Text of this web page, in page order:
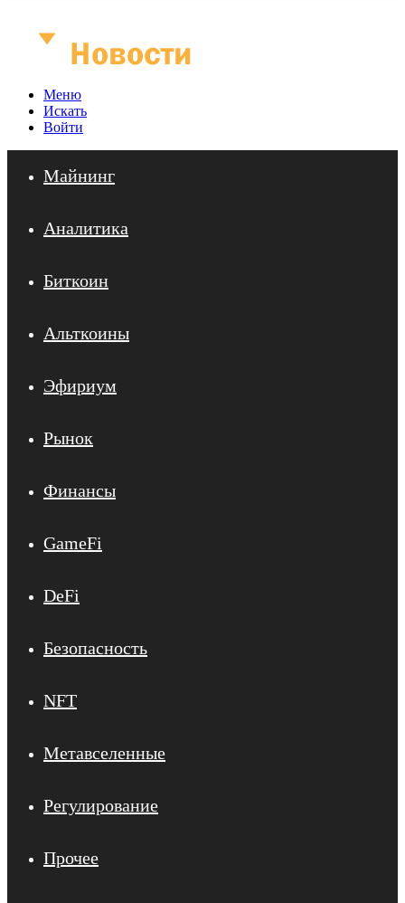
Меню
Искать
Войти
Майнинг
Аналитика
Биткоин
Альткоины
Эфириум
Рынок
Финансы
GameFi
DeFi
Безопасность
NFT
Метавселенные
Регулирование
Прочее